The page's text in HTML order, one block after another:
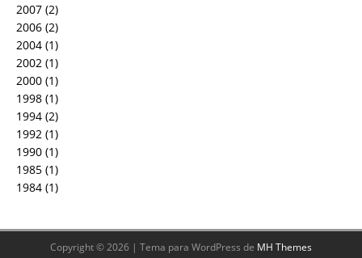
2007 (2)
2006 (2)
2004 (1)
2002 (1)
2000 (1)
1998 (1)
1994 (2)
1992 (1)
1990 (1)
1985 (1)
1984 (1)
Copyright © 2026 | Tema para WordPress de MH Themes